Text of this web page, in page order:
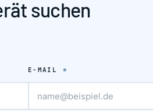
suchen
E-MAIL *